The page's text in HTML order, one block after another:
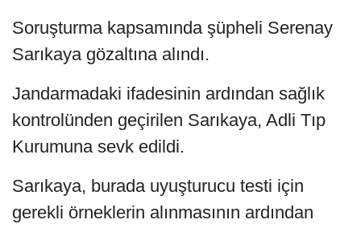
Soruşturma kapsamında şüpheli Serenay
Sarıkaya gözaltına alındı.
Jandarmadaki ifadesinin ardından sağlık
kontrolünden geçirilen Sarıkaya, Adli Tıp
Kurumuna sevk edildi.
Sarıkaya, burada uyuşturucu testi için
gerekli örneklerin alınmasının ardından